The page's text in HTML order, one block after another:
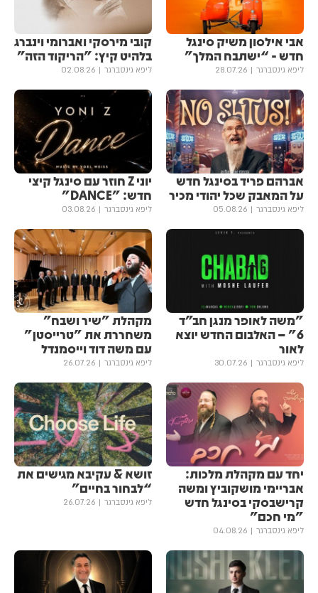
אבי אילסון משיק סינגל
חדש - “ישתבח המלך”
ליפא גינסברגר 28.07.26
קובי מירסקי ואברומי וינברג
בלהיט קיץ: "הריקוד הזה"
ליפא גינסברגר 02.08.26
אברהם פריד בסינגל חדש
על המאבק שכל יהודי מכיר
ליפא גינסברגר 05.08.26
יוני Z חוזר עם סינגל קיצי
חדש: "DANCE"
ליפא גינסברגר 03.08.26
"משה לאופר מנגן חב״ד
6" – האלבום החדש יוצא
לאור
ליפא גינסברגר 30.07.26
מקהלת "שיר ושבח"
משחררת את "טרייסטן"
עם משה דוד וייסמנדל
ליפא גינסברגר 26.07.26
יחד עם מקהלת מלכות:
אבריימי מושקוביץ ומשה
קרישבסקי בסינגל חדש
"מי חכם"
ליפא גינסברגר 04.08.26
זושא & עקיבא מגישים את ​​
“לבחור בחיים”
ליפא גינסברגר 26.07.26